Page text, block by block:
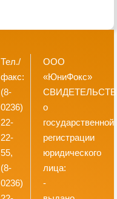
Тел./
факс:
(8-
0236)
22-
22-
55,
(8-
0236)
ООО
«ЮниФокс»
о
государственной
регистрации
юридического
лица:
-